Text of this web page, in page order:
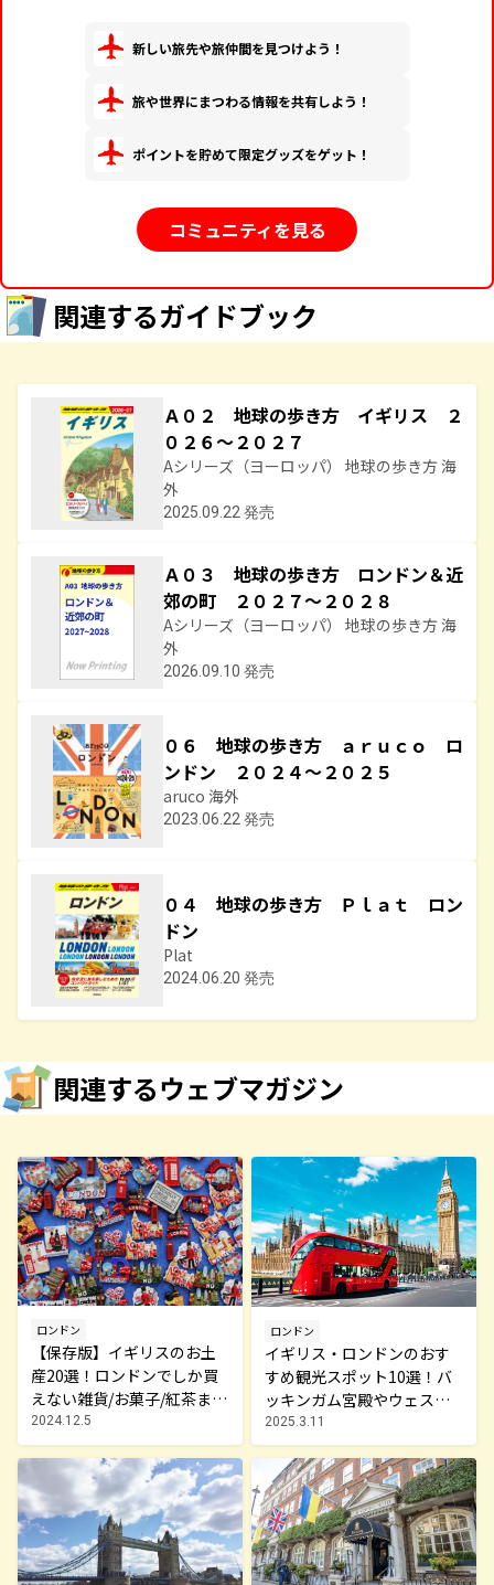
新しい旅先や旅仲間を見つけよう！
旅や世界にまつわる情報を共有しよう！
ポイントを貯めて限定グッズをゲット！
コミュニティを見る
関連するガイドブック
Ａ０２ 地球の歩き方 イギリス ２
０２６～２０２７
Aシリーズ（ヨーロッパ） 地球の歩き方 海
外
2025.09.22 発売
Ａ０３ 地球の歩き方 ロンドン＆近
郊の町 ２０２７～２０２８
Aシリーズ（ヨーロッパ） 地球の歩き方 海
外
2026.09.10 発売
０６ 地球の歩き方 ａｒｕｃｏ ロ
ンドン ２０２４～２０２５
aruco 海外
2023.06.22 発売
０４ 地球の歩き方 Ｐｌａｔ ロン
ドン
Plat
2024.06.20 発売
関連するウェブマガジン
ロンドン
【保存版】イギリスのお土
産20選！ロンドンでしか買
えない雑貨/お菓子/紅茶まで
徹底紹介
2024.12.5
ロンドン
イギリス・ロンドンのおす
すめ観光スポット10選！バ
ッキンガム宮殿やウェスト
ミンスター寺院など壮大な
歴史を感じる旅へ
2025.3.11